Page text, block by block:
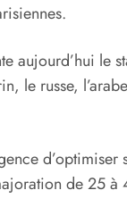
aujourd’hui le
le russe,
d’optimiser
de 25